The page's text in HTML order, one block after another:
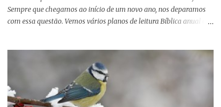
alegr...
Sempre que chegamos ao início de um novo ano, nos deparamos
com essa questão. Vemos vários planos de leitura Bíblica anual e
janeiro, principalmente as mulheres que muitas vezes recebem os
familiares em casa e precisam preparar várias coisas, ou então
aquela viagem de férias, e os dias se passaram e você não iniciou
sua leitura. E quando pegamos um plano de leitura Bíblica que
começa no dia primeiro de janeiro e percebemos que já estamos